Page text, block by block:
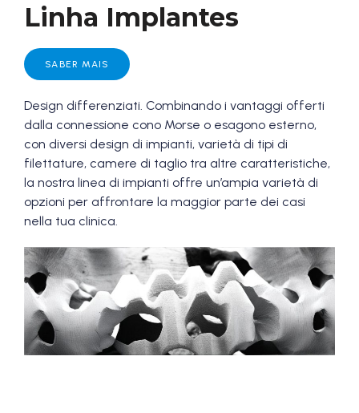
Linha Implantes
SABER MAIS
Design differenziati. Combinando i vantaggi offerti
dalla connessione cono Morse o esagono esterno,
con diversi design di impianti, varietà di tipi di
filettature, camere di taglio tra altre caratteristiche,
la nostra linea di impianti offre un’ampia varietà di
opzioni per affrontare la maggior parte dei casi
nella tua clinica.